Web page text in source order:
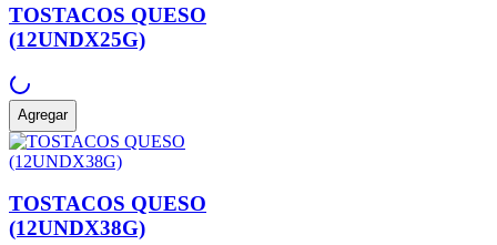
TOSTACOS QUESO
(12UNDX25G)
Agregar
TOSTACOS QUESO
(12UNDX38G)